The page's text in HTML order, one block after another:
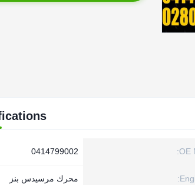
OE
0414799002
محرك مرسيدس بنز